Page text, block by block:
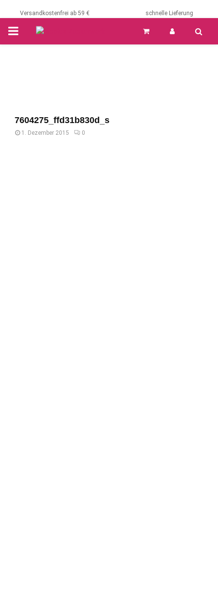
Versandkostenfrei ab 59 € schnelle Lieferung
PRIMARY
7604275_ffd31b830d_s
1. Dezember 2015 0